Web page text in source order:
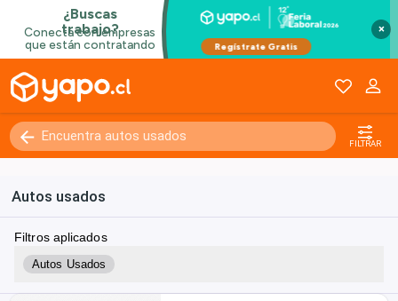
×
FILTRAR
Autos usados
Filtros aplicados
Autos Usados